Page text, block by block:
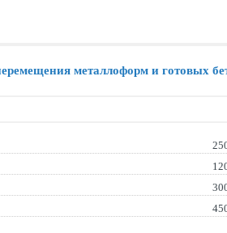
металлоформ и готовых